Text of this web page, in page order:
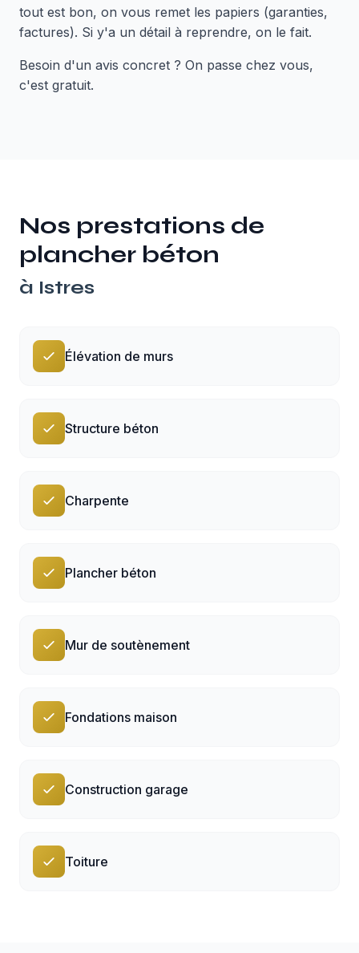
tout est bon, on vous remet les papiers (garanties,
factures). Si y'a un détail à reprendre, on le fait.
Besoin d'un avis concret ? On passe chez vous,
c'est gratuit.
Nos prestations de
plancher béton
à Istres
Élévation de murs
Structure béton
Charpente
Plancher béton
Mur de soutènement
Fondations maison
Construction garage
Toiture